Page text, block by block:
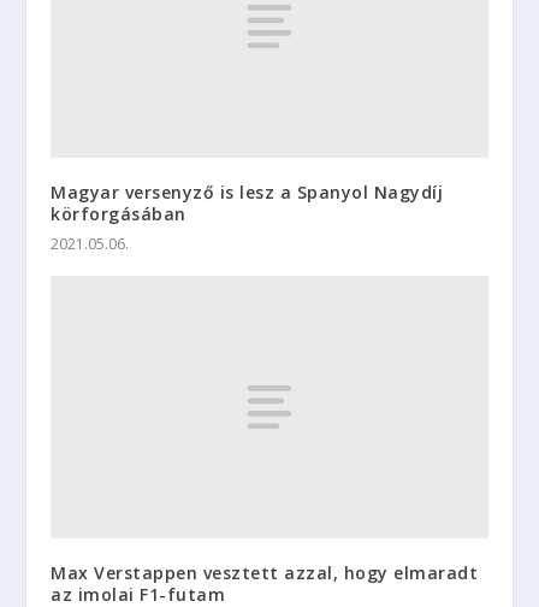
Magyar versenyző is lesz a Spanyol Nagydíj
körforgásában
2021.05.06.
Max Verstappen vesztett azzal, hogy elmaradt
az imolai F1-futam